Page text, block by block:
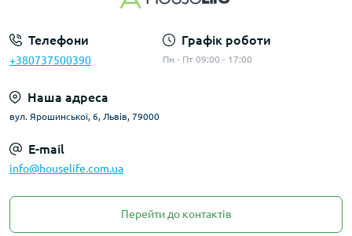
Телефони
+380737500390
Графік роботи
Пн - Пт 09:00 - 17:00
Наша адреса
вул. Ярошинської, 6, Львів, 79000
E-mail
info@houselife.com.ua
Перейти до контактів